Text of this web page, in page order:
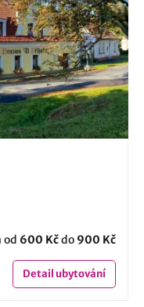
od 600 Kčdo 900 Kč
Detailubytování